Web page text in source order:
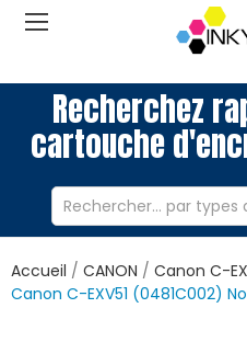
Recherchez
cartouche
Accueil CANON Canon C-
Canon C-EXV51 (0481C002)